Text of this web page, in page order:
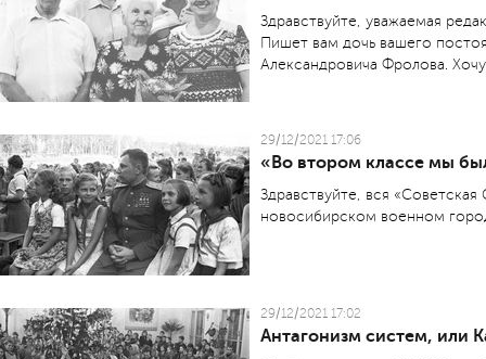
Здравствуйте, уважаемая
Пишет вам дочь вашего
Александровича Фролова.
29/12/2021 17:06
«Во втором классе мы
Здравствуйте, вся
новосибирском военном
29/12/2021 17:02
Антагонизм систем, или